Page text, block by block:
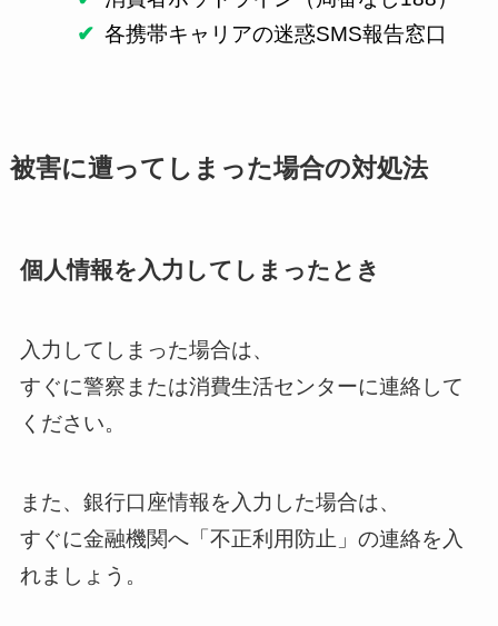
各携帯キャリアの迷惑SMS報告窓口
被害に遭ってしまった場合の対処法
個人情報を入力してしまったとき
入力してしまった場合は、
すぐに警察または消費生活センターに連絡して
ください。
また、銀行口座情報を入力した場合は、
すぐに金融機関へ「不正利用防止」の連絡を入
れましょう。